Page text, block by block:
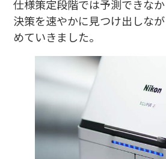
仕様策定段階では予測できな
決策を速やかに見つけ出しな
めていきました。